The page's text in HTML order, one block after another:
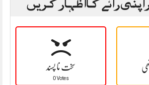
سخت نا پسند
0 Votes